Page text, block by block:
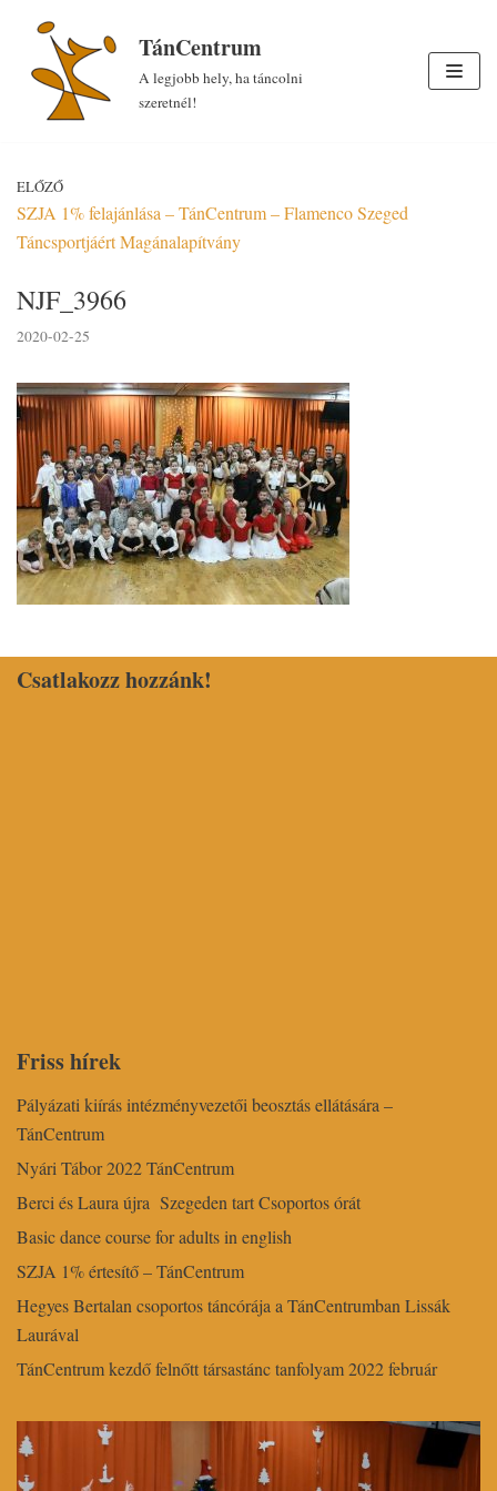
Skip
content
TánCentrum
A legjobb hely, ha táncolni
szeretnél!
ELŐZŐ
SZJA 1% felajánlása – TánCentrum – Flamenco Szeged
Táncsportjáért Magánalapítvány
NJF_3966
2020-02-25
Csatlakozz hozzánk!
Friss hírek
Pályázati kiírás intézményvezetői beosztás ellátására –
TánCentrum
Nyári Tábor 2022 TánCentrum
Berci és Laura újra Szegeden tart Csoportos órát
Basic dance course for adults in english
SZJA 1% értesítő – TánCentrum
Hegyes Bertalan csoportos táncórája a TánCentrumban Lissák
Laurával
TánCentrum kezdő felnőtt társastánc tanfolyam 2022 február